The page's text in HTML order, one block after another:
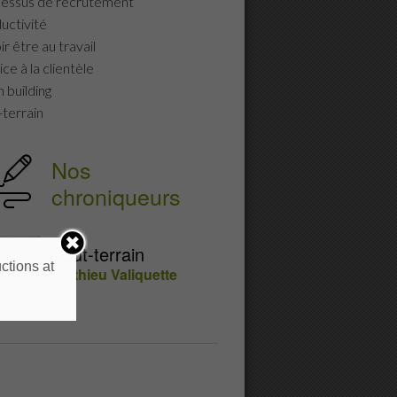
être au travail
à la clientèle
building
terrain
Nos
chroniqueurs
Tout-terrain
Mathieu Valiquette
at